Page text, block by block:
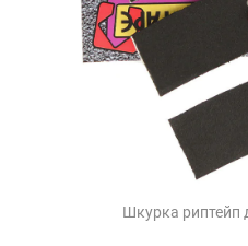
Шкурка риптейп